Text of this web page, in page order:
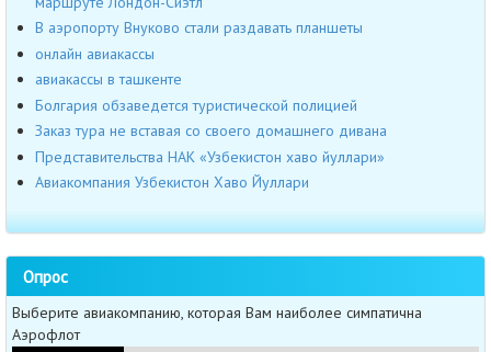
В аэропорту Внуково стали раздавать планшеты
онлайн авиакассы
авиакассы в ташкенте
Болгария обзаведется туристической полицией
Заказ тура не вставая со своего домашнего дивана
Представительства НАК «Узбекистон хаво йуллари»
Авиакомпания Узбекистон Хаво Йуллари
Опрос
Выберите авиакомпанию, которая Вам наиболее симпатична
Аэрофлот